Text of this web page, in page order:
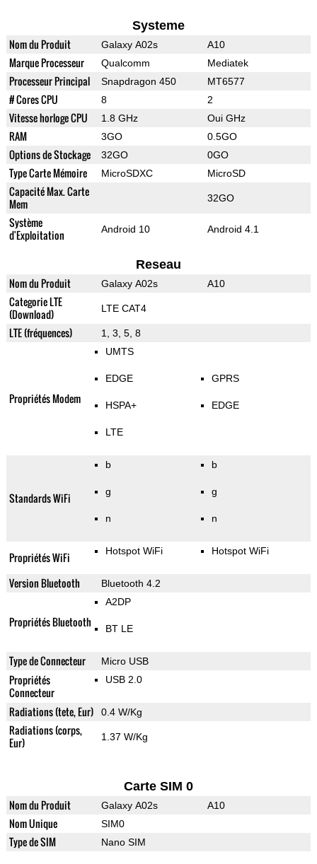
Systeme
Nom du Produit Galaxy A02s A10
Marque Processeur Qualcomm Mediatek
Processeur Principal Snapdragon 450 MT6577
# Cores CPU 8 2
Vitesse horloge CPU 1.8 GHz Oui GHz
RAM 3GO 0.5GO
Options de Stockage 32GO 0GO
Type Carte Mémoire MicroSDXC MicroSD
Capacité Max. Carte
Mem
32GO
Système
d'Exploitation
Android 10 Android 4.1
Reseau
Nom du Produit Galaxy A02s A10
Categorie LTE
(Download)
LTE CAT4
LTE (fréquences) 1, 3, 5, 8
Propriétés Modem
UMTS
EDGE
HSPA+
LTE
GPRS
EDGE
Standards WiFi
b
g
n
b
g
n
Propriétés WiFi Hotspot WiFi Hotspot WiFi
Version Bluetooth Bluetooth 4.2
Propriétés Bluetooth
A2DP
BT LE
Type de Connecteur Micro USB
Propriétés
Connecteur
USB 2.0
Radiations (tete, Eur) 0.4 W/Kg
Radiations (corps,
Eur)
1.37 W/Kg
Carte SIM 0
Nom du Produit Galaxy A02s A10
Nom Unique SIM0
Type de SIM Nano SIM